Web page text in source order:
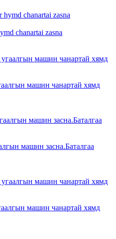
chanartai zasna
машин чанартай хямд
машин засна.Баталгаа
машин чанартай хямд